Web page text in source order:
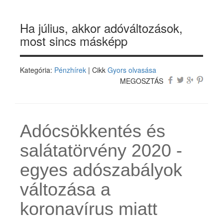
Ha július, akkor adóváltozások,
most sincs másképp
Kategória: Pénzhírek | Cikk Gyors olvasása
MEGOSZTÁS
Adócsökkentés és
salátatörvény 2020 -
egyes adószabályok
változása a
koronavírus miatt